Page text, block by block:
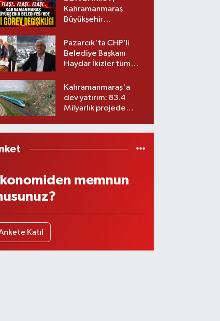
Kahramanmaraş
Büyükşehir
görev değişikliği!
Pazarcık'ta CHP’li
Belediye Başkanı
Haydar İkizler tüm
yeni partisi
Kahramanmaraş'a
dev yatırım: 83.4
Milyarlık projede
memnun
Katıl